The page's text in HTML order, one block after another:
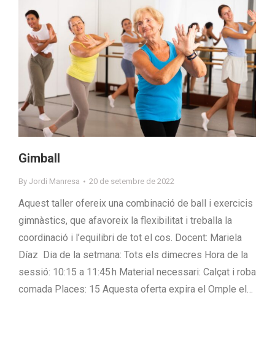
Gimball
By Jordi Manresa 20 de setembre de 2022
Aquest taller ofereix una combinació de ball i exercicis
gimnàstics, que afavoreix la flexibilitat i treballa la
coordinació i l’equilibri de tot el cos. Docent: Mariela
Díaz Dia de la setmana: Tots els dimecres Hora de la
sessió: 10:15 a 11:45 h Material necessari: Calçat i roba
comada Places: 15 Aquesta oferta expira el Omple el…